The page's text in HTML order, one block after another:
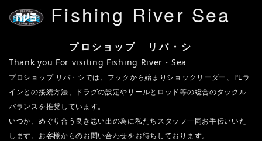
Fishing River Sea
プロショップ リバ・シ
Thank you For visiting Fishing River・Sea
プロショップ リバ・シでは、フックから始まりショックリーダー、PEラ
インとの接続方法、ドラグの設定やリールとロッド等の総合のタックル
バランスを推奨しています。
いつか、めぐり合う良き思い出の為に私たちスタッフ一同お手伝いいた
します。お客様からのお問い合わせをお待ちしております。